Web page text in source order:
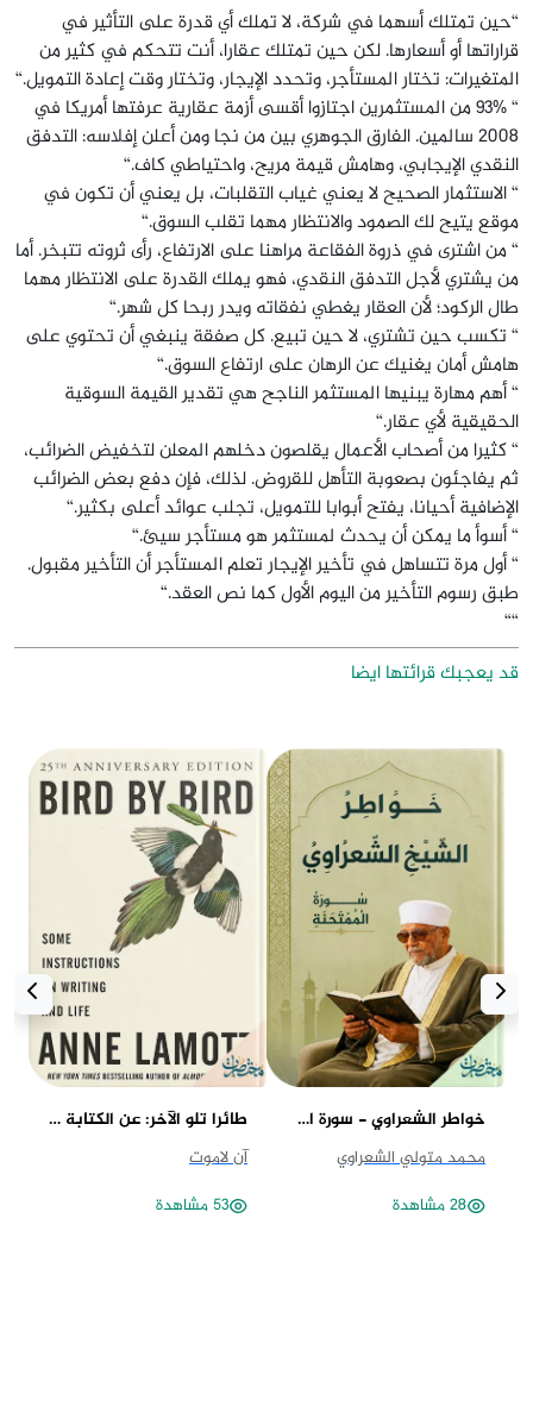
“حين تمتلك أسهما في شركة، لا تملك أي قدرة على التأثير في
قراراتها أو أسعارها. لكن حين تمتلك عقارا، أنت تتحكم في كثير من
المتغيرات: تختار المستأجر، وتحدد الإيجار، وتختار وقت إعادة التمويل.“
“ 93% من المستثمرين اجتازوا أقسى أزمة عقارية عرفتها أمريكا في
2008 سالمين. الفارق الجوهري بين من نجا ومن أعلن إفلاسه: التدفق
النقدي الإيجابي، وهامش قيمة مريح، واحتياطي كاف.“
“ الاستثمار الصحيح لا يعني غياب التقلبات، بل يعني أن تكون في
موقع يتيح لك الصمود والانتظار مهما تقلب السوق.“
“ من اشترى في ذروة الفقاعة مراهنا على الارتفاع، رأى ثروته تتبخر. أما
من يشتري لأجل التدفق النقدي، فهو يملك القدرة على الانتظار مهما
طال الركود؛ لأن العقار يغطي نفقاته ويدر ربحا كل شهر.“
“ تكسب حين تشتري، لا حين تبيع. كل صفقة ينبغي أن تحتوي على
هامش أمان يغنيك عن الرهان على ارتفاع السوق.“
“ أهم مهارة يبنيها المستثمر الناجح هي تقدير القيمة السوقية
الحقيقية لأي عقار.“
“ كثيرا من أصحاب الأعمال يقلصون دخلهم المعلن لتخفيض الضرائب،
ثم يفاجئون بصعوبة التأهل للقروض. لذلك، فإن دفع بعض الضرائب
الإضافية أحيانا، يفتح أبوابا للتمويل، تجلب عوائد أعلى بكثير.“
“ أسوأ ما يمكن أن يحدث لمستثمر هو مستأجر سيئ.“
“ أول مرة تتساهل في تأخير الإيجار تعلم المستأجر أن التأخير مقبول.
طبق رسوم التأخير من اليوم الأول كما نص العقد.“
““
قد يعجبك قرائتها ايضا
خواطر الشعراوي - سورة الممتحنة
محمد متولي الشعراوي
28 مشاهدة
طائرا تلو الآخر: عن الكتابة والحياة
آن لاموت
53 مشاهدة